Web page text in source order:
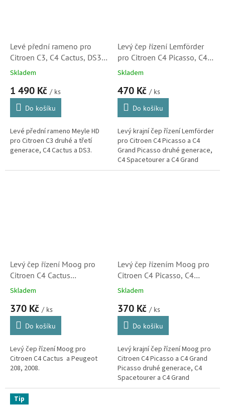
Levé přední rameno pro
Citroen C3, C4 Cactus, DS3
(9803286580,
Skladem
1 490 Kč / ks
Do košíku
Levé přední rameno Meyle HD
pro Citroen C3 druhé a třetí
generace, C4 Cactus a DS3.
Levý čep řízení Lemförder
pro Citroen C4 Picasso, C4
Spacetourer , Berlingo a C4
Skladem
470 Kč / ks
Do košíku
Levý krajní čep řízení Lemförder
pro Citroen C4 Picasso a C4
Grand Picasso druhé generace,
C4 Spacetourer a C4 Grand
Spacetourer, Berlingo třetí
Levý čep řízení Moog pro
Citroen C4 Cactus
(1608025180)
Skladem
370 Kč / ks
Do košíku
Levý čep řízení Moog pro
Citroen C4 Cactus a Peugeot
208, 2008.
Levý čep řízením Moog pro
Citroen C4 Picasso, C4
Spacetourer , Berlingo a C4
Skladem
370 Kč / ks
Do košíku
Levý krajní čep řízení Moog pro
Citroen C4 Picasso a C4 Grand
Picasso druhé generace, C4
Spacetourer a C4 Grand
Spacetourer, Berlingo třetí
Tip